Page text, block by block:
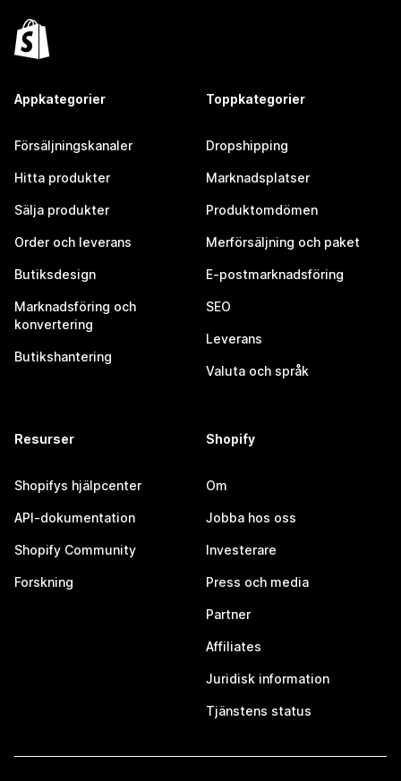
Appkategorier
Försäljningskanaler
Hitta produkter
Sälja produkter
Order och leverans
Butiksdesign
Marknadsföring och
konvertering
Butikshantering
Toppkategorier
Dropshipping
Marknadsplatser
Produktomdömen
Merförsäljning och paket
E-postmarknadsföring
SEO
Leverans
Valuta och språk
Resurser
Shopifys hjälpcenter
API-dokumentation
Shopify Community
Forskning
Shopify
Om
Jobba hos oss
Investerare
Press och media
Partner
Affiliates
Juridisk information
Tjänstens status